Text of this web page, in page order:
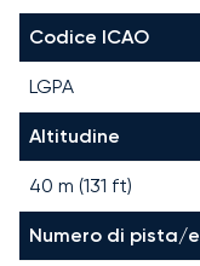
Codice ICAO
LGPA
Altitudine
40 m (131 ft)
Numero di pista/e